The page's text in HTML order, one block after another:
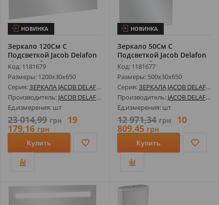
НОВИНКА
Зеркало 120См С
Подсветкой Jacob Delafon
Eb1418-Nf
Код: 1181679
Размеры: 1200х30х650
Серия:ЗЕРКАЛА JACOB DELAFON
Производитель: JACOB DELAFON
Ед.измерения: шт
23 014,99 грн 19
179,16 грн
Купить
НОВИНКА
Зеркало 50См С
Подсветкой Jacob Delafon
Eb1410-Nf
Код: 1181677
Размеры: 500х30х650
Серия:ЗЕРКАЛА JACOB DELAFON
Производитель: JACOB DELAFON
Ед.измерения: шт
12 971,34 грн 10
809,45 грн
Купить